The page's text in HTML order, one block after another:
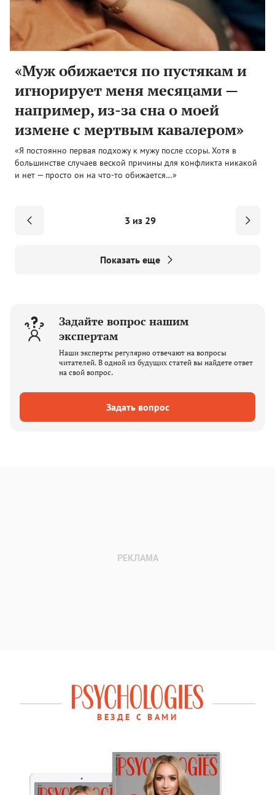
«Муж обижается по пустякам и
игнорирует меня месяцами —
например, из-за сна о моей
измене с мертвым кавалером»
«Я постоянно первая подхожу к мужу после ссоры. Хотя в
большинстве случаев веской причины для конфликта никакой
и нет — просто он на что-то обижается…»
3 из 29
Показать еще
Задайте вопрос нашим
экспертам
Наши эксперты регулярно отвечают на вопросы
читателей. В одной из будущих статей вы найдете ответ
на свой вопрос.
Задать вопрос
ВЕЗДЕ С ВАМИ